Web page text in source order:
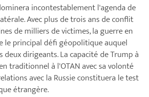
incontestablement l'agenda de
Avec plus de trois ans de conflit
de milliers de victimes, la guerre en
le principal défi géopolitique auquel
dirigeants. La capacité de Trump à
traditionnel à l'OTAN avec sa volonté
avec la Russie constituera le test
étrangère.